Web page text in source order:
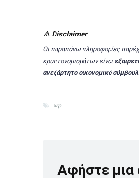
⚠️ Disclaimer
Οι παραπάνω πληροφορίες
κρυπτονομισμάτων είναι
ανεξάρτητο οικονομικό
xrp
Αφήστε μια